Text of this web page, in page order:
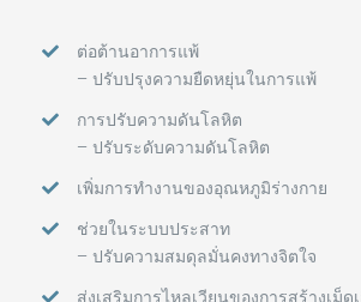
ต่อต้านอาการแพ้
– ปรับปรุงความยืดหยุ่นในการแพ้
การปรับความดันโลหิต
– ปรับระดับความดันโลหิต
เพิ่มการทำงานของอุณหภูมิร่างกาย
ช่วยในระบบประสาท
– ปรับความสมดุลมั่นคงทางจิตใจ